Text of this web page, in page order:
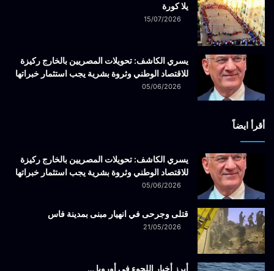
يلا كورة
15/07/2026
يسري الكاشف: تحويلات المصريين بالخارج ركيزة
للاقتصاد الوطني وثروة بشرية يجب استثمار خبراتها
05/06/2026
أقرأ ايضاً
يسري الكاشف: تحويلات المصريين بالخارج ركيزة
للاقتصاد الوطني وثروة بشرية يجب استثمار خبراتها
05/06/2026
قتلى وجرحى في انهيار مبنى بمدينة فاس
21/05/2026
أبرز أخبار اللجوء في أوروبا …